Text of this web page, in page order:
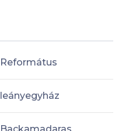
Református
leányegyház